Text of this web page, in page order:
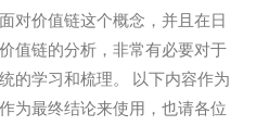
对价值链这个概念，并且在日
值链的分析，非常有必要对于
的学习和梳理。 以下内容作为
为最终结论来使用，也请各位